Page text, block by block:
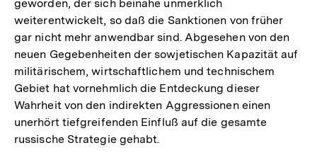
geworden, der sich beinahe unmerklich
weiterentwickelt, so daß die Sanktionen von früher
gar nicht mehr anwendbar sind. Abgesehen von den
neuen Gegebenheiten der sowjetischen Kapazität auf
militärischem, wirtschaftlichem und technischem
Gebiet hat vornehmlich die Entdeckung dieser
Wahrheit von den indirekten Aggressionen einen
unerhört tiefgreifenden Einfluß auf die gesamte
russische Strategie gehabt.